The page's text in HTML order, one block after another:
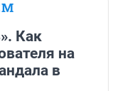
Как
на
в